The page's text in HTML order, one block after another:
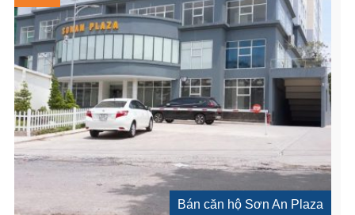
Bán căn hộ Sơn An Plaza